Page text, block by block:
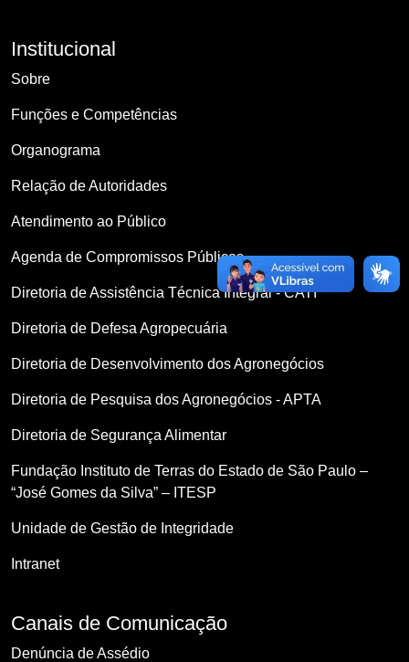
Institucional
Sobre
Funções e Competências
Organograma
Relação de Autoridades
Atendimento ao Público
Agenda de Compromissos Públicos
Diretoria de Assistência Técnica Integral - CATI
Diretoria de Defesa Agropecuária
Diretoria de Desenvolvimento dos Agronegócios
Diretoria de Pesquisa dos Agronegócios - APTA
Diretoria de Segurança Alimentar
Fundação Instituto de Terras do Estado de São Paulo –
“José Gomes da Silva” – ITESP
Unidade de Gestão de Integridade
Intranet
Canais de Comunicação
Denúncia de Assédio